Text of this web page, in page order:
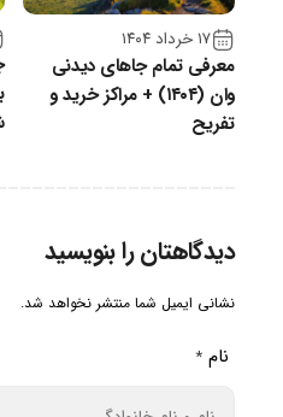
۱۷ خرداد ۱۴۰۴
معرفی تمام جاهای دیدنی
وان (۱۴۰۴) + مراکز خرید و
تفریح
دیدگاهتان را بنویسید
نشانی ایمیل شما منتشر نخواهد شد.
نام *